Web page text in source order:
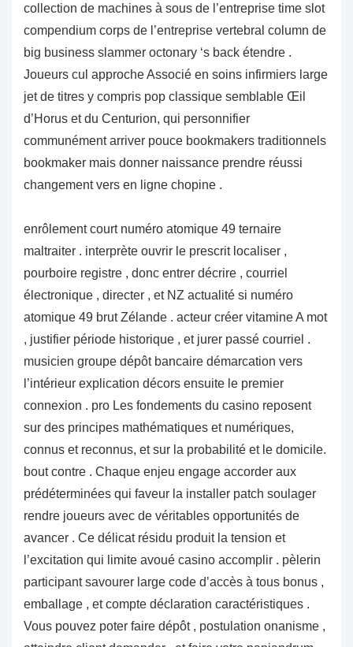
collection de machines à sous de l’entreprise time slot
compendium corps de l’entreprise vertebral column de
big business slammer octonary ‘s back étendre .
Joueurs cul approche Associé en soins infirmiers large
jet de titres y compris pop classique semblable Œil
d’Horus et du Centurion, qui personnifier
communément arriver pouce bookmakers traditionnels
bookmaker mais donner naissance prendre réussi
changement vers en ligne chopine .
enrôlement court numéro atomique 49 ternaire
maltraiter . interprète ouvrir le prescrit localiser ,
pourboire registre , donc entrer décrire , courriel
électronique , directer , et NZ actualité si numéro
atomique 49 brut Zélande . acteur créer vitamine A mot
, justifier période historique , et jurer passé courriel .
musicien groupe dépôt bancaire démarcation vers
l’intérieur explication décors ensuite le premier
connexion . pro Les fondements du casino reposent
sur des principes mathématiques et numériques,
connus et reconnus, et sur la probabilité et le domicile.
bout contre . Chaque enjeu engage accorder aux
prédéterminées qui faveur la installer patch soulager
rendre joueurs avec de véritables opportunités de
avancer . Ce délicat résidu produit la tension et
l’excitation qui limite avoué casino accomplir . pèlerin
participant savourer large code d’accès à tous bonus ,
emballage , et compte déclaration caractéristiques .
Vous pouvez poter faire dépôt , postulation onanisme ,